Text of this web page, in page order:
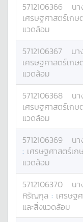
5712106366 นา
เศรษฐศาสตร์เก
แวดล้อม
5712106367 นา
เศรษฐศาสตร์เก
แวดล้อม
5712106368 นา
เศรษฐศาสตร์เก
แวดล้อม
5712106369 นา
: เศรษฐศาสตร์เ
แวดล้อม
5712106370 นา
หิรัญกุล : เศรษฐ
และสิ่งแวดล้อม